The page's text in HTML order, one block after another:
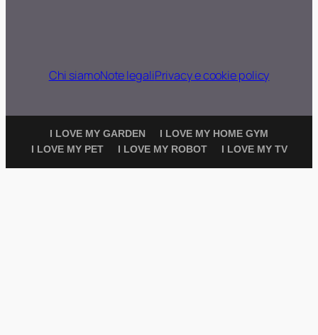
Chi siamoNote legaliPrivacy e cookie policy
I LOVE MY GARDEN
I LOVE MY HOME GYM
I LOVE MY PET
I LOVE MY ROBOT I LOVE MY TV